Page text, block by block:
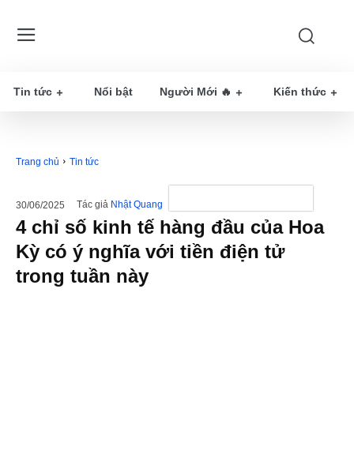
Tin tức Nổi bật Người Mới 🔥 Kiến thức
Trang chủ Tin tức
30/06/2025 Tác giả Nhật Quang
4 chỉ số kinh tế hàng đầu của Hoa
Kỳ có ý nghĩa với tiền điện tử
trong tuần này